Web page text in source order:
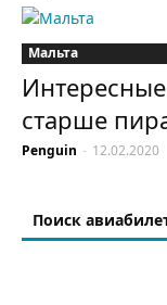
Мальта
старше
Penguin - 12.02.2020
Поиск